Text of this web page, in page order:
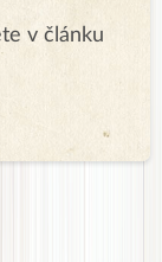
v článku